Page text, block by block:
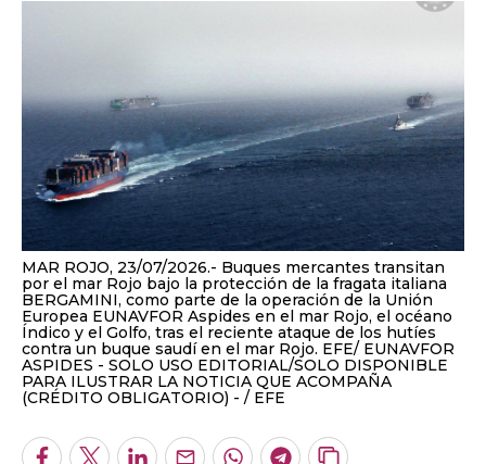
MAR ROJO, 23/07/2026.- Buques mercantes transitan
por el mar Rojo bajo la protección de la fragata italiana
BERGAMINI, como parte de la operación de la Unión
Europea EUNAVFOR Aspides en el mar Rojo, el océano
Índico y el Golfo, tras el reciente ataque de los hutíes
contra un buque saudí en el mar Rojo. EFE/ EUNAVFOR
ASPIDES - SOLO USO EDITORIAL/SOLO DISPONIBLE
PARA ILUSTRAR LA NOTICIA QUE ACOMPAÑA
(CRÉDITO OBLIGATORIO) -
EFE